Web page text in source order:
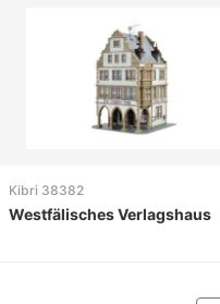
Kibri 38382
Westfälisches Verlagshaus